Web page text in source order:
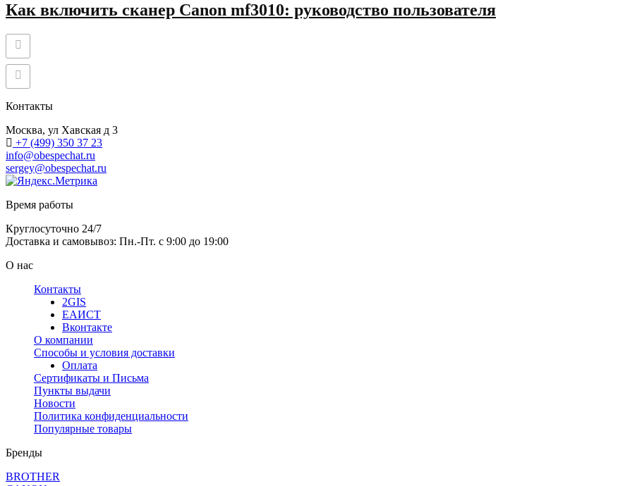
Как включить сканер Canon mf3010: руководство пользователя
Контакты
Москва, ул Хавская д 3
+7 (499) 350 37 23
info@obespechat.ru
sergey@obespechat.ru
Время работы
Круглосуточно 24/7
Доставка и самовывоз: Пн.-Пт. с 9:00 до 19:00
О нас
Контакты
2GIS
ЕАИСТ
Вконтакте
О компании
Способы и условия доставки
Оплата
Сертификаты и Письма
Пункты выдачи
Новости
Политика конфиденциальности
Популярные товары
Бренды
BROTHER